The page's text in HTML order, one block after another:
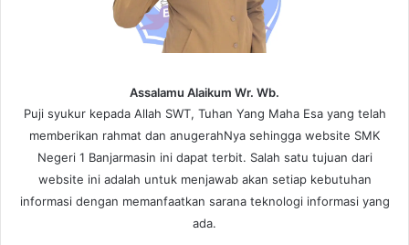
Assalamu Alaikum Wr. Wb.
Puji syukur kepada Allah SWT, Tuhan Yang Maha Esa yang telah
memberikan rahmat dan anugerahNya sehingga website SMK
Negeri 1 Banjarmasin ini dapat terbit. Salah satu tujuan dari
website ini adalah untuk menjawab akan setiap kebutuhan
informasi dengan memanfaatkan sarana teknologi informasi yang
ada.